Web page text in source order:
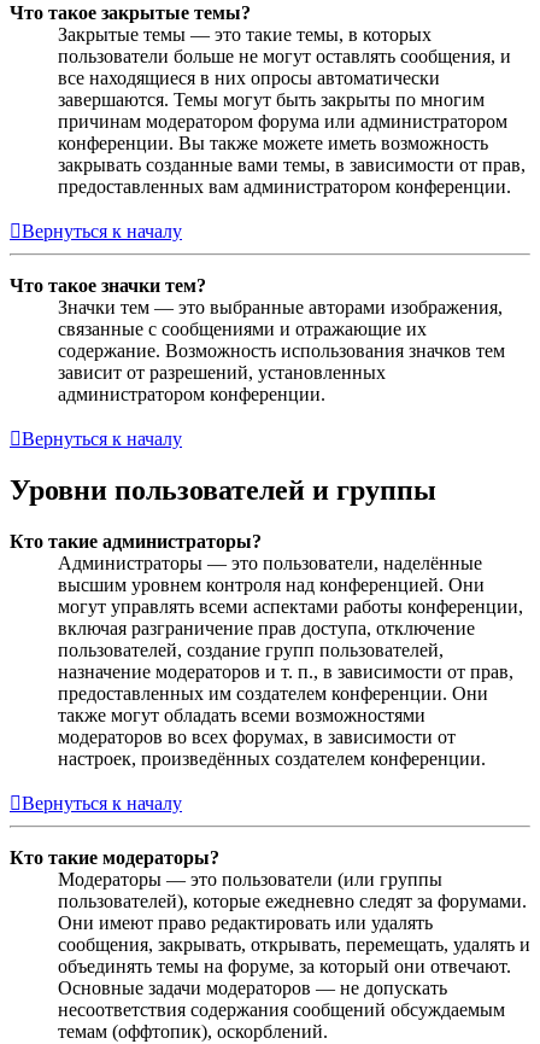
Что такое закрытые темы?
Закрытые темы — это такие темы, в которых
пользователи больше не могут оставлять сообщения, и
все находящиеся в них опросы автоматически
завершаются. Темы могут быть закрыты по многим
причинам модератором форума или администратором
конференции. Вы также можете иметь возможность
закрывать созданные вами темы, в зависимости от прав,
предоставленных вам администратором конференции.
Вернуться к началу
Что такое значки тем?
Значки тем — это выбранные авторами изображения,
связанные с сообщениями и отражающие их
содержание. Возможность использования значков тем
зависит от разрешений, установленных
администратором конференции.
Вернуться к началу
Уровни пользователей и группы
Кто такие администраторы?
Администраторы — это пользователи, наделённые
высшим уровнем контроля над конференцией. Они
могут управлять всеми аспектами работы конференции,
включая разграничение прав доступа, отключение
пользователей, создание групп пользователей,
назначение модераторов и т. п., в зависимости от прав,
предоставленных им создателем конференции. Они
также могут обладать всеми возможностями
модераторов во всех форумах, в зависимости от
настроек, произведённых создателем конференции.
Вернуться к началу
Кто такие модераторы?
Модераторы — это пользователи (или группы
пользователей), которые ежедневно следят за форумами.
Они имеют право редактировать или удалять
сообщения, закрывать, открывать, перемещать, удалять и
объединять темы на форуме, за который они отвечают.
Основные задачи модераторов — не допускать
несоответствия содержания сообщений обсуждаемым
темам (оффтопик), оскорблений.